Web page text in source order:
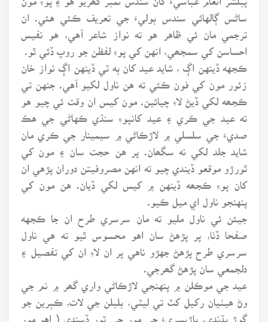
ساڻس ڳالهائي سندس ٻوليءَ جي تعريف ڪئي هئي. ان
ترجمي مان ئي ظاهر هو ته نواز شاعر آهي، هو نفيس
احساسن کي سمجھي، انهن کي پوءِ لفظن جو روپ ڏئي ٿو.
ڪجهه ڏينهن اڳ ، شايد عيد کان ٻه ٽي ڏينهن اڳ نواز خان
زئور مون کي فون ڪئي ته هن ناول لکيو آهي. جنهن تي
ڪجھه لکي ڏيڻ لاءِ چيائين. مون کيس ان وقت ئي چيو هو
ته عيد جي ڪري ۽ عيد کانپوءِ سنڌي ڪهاڻي جي هڪ
صديءَ جي سلسلي ۾ لاڙڪاڻي ۾ سيمينار جي ڪري مان
شايد جلد لکي نه سگھان. پر هن حجت سان ۽ مون کي
ٿورڙو موقعو ڏيندي چيو ته انهن مصروفيتن دوران پڙهي ان
کان پوءِ ڪجھه ڏينهن ۾ کيس لکي ڏيان. هن مون کي
پنهنجو ناول ايِ ميل ڪيو.
جيئن ئي ناول مليو ته مان سرسري طرح ان جا ڪجهه
صفحا ڏٺا، پر پڙهڻ سان اهو محسوس ٿيو ته هي ناول
سرسري طرح پڙهڻ جهڙو ناهي پر ان لاءِ ان کي تفصيل ۽
دلجمعي سان پڙهڻ گھرجي.
عيد جي موڪلن ۾ پنهنجي لاڙڪاڻي واري گھر ۾ نم جي
وڻ هيٺيان رکيل کٽ تي ليٽي، بلبلن جي لات، ڪٻرين جو
گوڙ ٻڌندي، پاڙيسريءَ جي مور جي ٽور ڏسندي ( اهو مور